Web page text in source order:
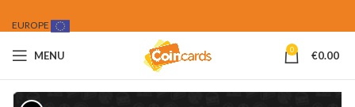
EUROPE
MENU 0 €0.00